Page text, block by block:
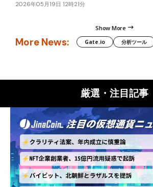
2026年05月19日 12時21分
Show More
More News: Gate.io 分析ツール
厳選・注目記事